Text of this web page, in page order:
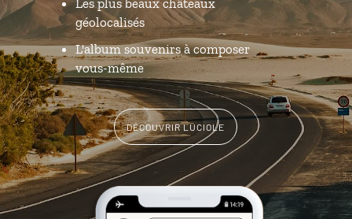
géolocalisés
L'album souvenirs à composer
vous-même
DÉCOUVRIR LUCIOLE